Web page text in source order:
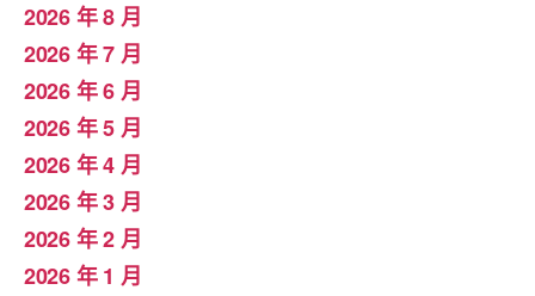
2026 年 8 月
2026 年 7 月
2026 年 6 月
2026 年 5 月
2026 年 4 月
2026 年 3 月
2026 年 2 月
2026 年 1 月